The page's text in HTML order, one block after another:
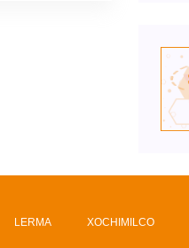
LERMA XOCHIMILCO